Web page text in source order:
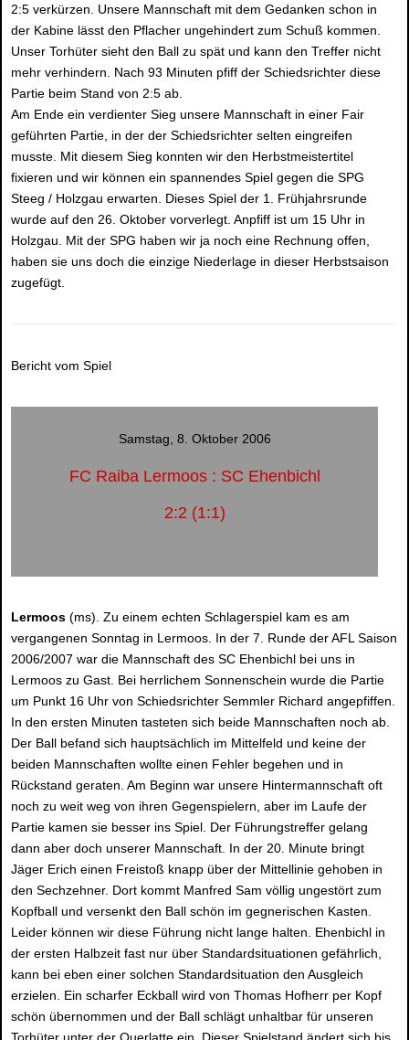
2:5 verkürzen. Unsere Mannschaft mit dem Gedanken schon in
der Kabine lässt den Pflacher ungehindert zum Schuß kommen.
Unser Torhüter sieht den Ball zu spät und kann den Treffer nicht
mehr verhindern. Nach 93 Minuten pfiff der Schiedsrichter diese
Partie beim Stand von 2:5 ab.
Am Ende ein verdienter Sieg unsere Mannschaft in einer Fair
geführten Partie, in der der Schiedsrichter selten eingreifen
musste. Mit diesem Sieg konnten wir den Herbstmeistertitel
fixieren und wir können ein spannendes Spiel gegen die SPG
Steeg / Holzgau erwarten. Dieses Spiel der 1. Frühjahrsrunde
wurde auf den 26. Oktober vorverlegt. Anpfiff ist um 15 Uhr in
Holzgau. Mit der SPG haben wir ja noch eine Rechnung offen,
haben sie uns doch die einzige Niederlage in dieser Herbstsaison
zugefügt.
Bericht vom Spiel
Samstag, 8. Oktober 2006
FC Raiba Lermoos : SC Ehenbichl
2:2 (1:1)
Lermoos (ms). Zu einem echten Schlagerspiel kam es am
vergangenen Sonntag in Lermoos. In der 7. Runde der AFL Saison
2006/2007 war die Mannschaft des SC Ehenbichl bei uns in
Lermoos zu Gast. Bei herrlichem Sonnenschein wurde die Partie
um Punkt 16 Uhr von Schiedsrichter Semmler Richard angepfiffen.
In den ersten Minuten tasteten sich beide Mannschaften noch ab.
Der Ball befand sich hauptsächlich im Mittelfeld und keine der
beiden Mannschaften wollte einen Fehler begehen und in
Rückstand geraten. Am Beginn war unsere Hintermannschaft oft
noch zu weit weg von ihren Gegenspielern, aber im Laufe der
Partie kamen sie besser ins Spiel. Der Führungstreffer gelang
dann aber doch unserer Mannschaft. In der 20. Minute bringt
Jäger Erich einen Freistoß knapp über der Mittellinie gehoben in
den Sechzehner. Dort kommt Manfred Sam völlig ungestört zum
Kopfball und versenkt den Ball schön im gegnerischen Kasten.
Leider können wir diese Führung nicht lange halten. Ehenbichl in
der ersten Halbzeit fast nur über Standardsituationen gefährlich,
kann bei eben einer solchen Standardsituation den Ausgleich
erzielen. Ein scharfer Eckball wird von Thomas Hofherr per Kopf
schön übernommen und der Ball schlägt unhaltbar für unseren
Torhüter unter der Querlatte ein. Dieser Spielstand ändert sich bis